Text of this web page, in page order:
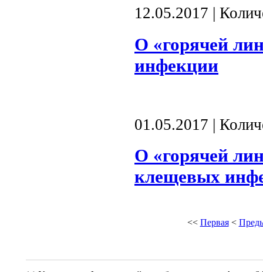
12.05.2017 |
О «горячей
инфекции
01.05.2017 |
О «горячей
клещевых
<< Первая<